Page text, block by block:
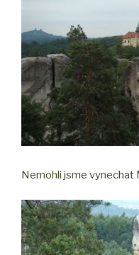
Nemohli jsme vynechat